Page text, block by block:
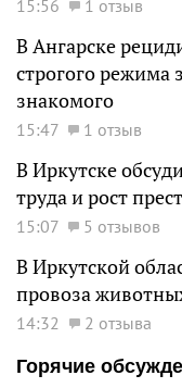
15:56 1 отзыв
В Ангарске
строгого режима
знакомого
15:47 1 отзыв
В Иркутске
труда и рост
15:07 5 отзывов
В Иркутской
провоза
14:32
2 отзыва
Горячие